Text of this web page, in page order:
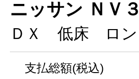
ニッサン ＮＶ
ＤＸ 低床 ロン
支払総額(税込)